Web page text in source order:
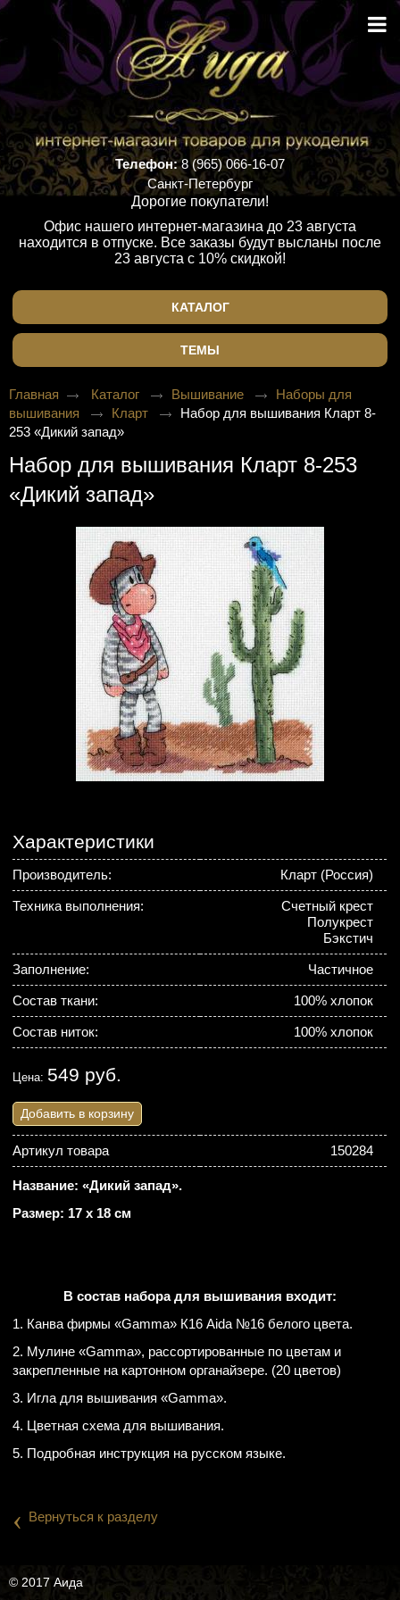
Телефон:8 (965) 066-16-07
Санкт-Петербург
Дорогие покупатели!
Офис нашего интернет-магазина до 23 августа
находится в отпуске. Все заказы будут высланы после
23 августа с 10% скидкой!
КАТАЛОГ
ТЕМЫ
Главная Каталог Вышивание
Наборы для
вышивания
Кларт
Набор для вышивания Кларт 8-
253 «Дикий запад»
Набор для вышивания Кларт 8-253
«Дикий запад»
Характеристики
Производитель: Кларт (Россия)
Техника выполнения:
Счетный крест
Полукрест
Бэкстич
Заполнение: Частичное
Состав ткани: 100% хлопок
Состав ниток: 100% хлопок
Цена: 549 руб.
Добавить в корзину
Артикул товара 150284
Название: «Дикий запад».
Размер: 17 х 18 см
В состав набора для вышивания входит:
1. Канва фирмы «Gamma» К16 Aida №16 белого цвета.
2. Мулине «Gamma», рассортированные по цветам и
закрепленные на картонном органайзере. (20 цветов)
3. Игла для вышивания «Gamma».
4. Цветная схема для вышивания.
5. Подробная инструкция на русском языке.
‹ Вернуться к разделу
© 2017 Аида